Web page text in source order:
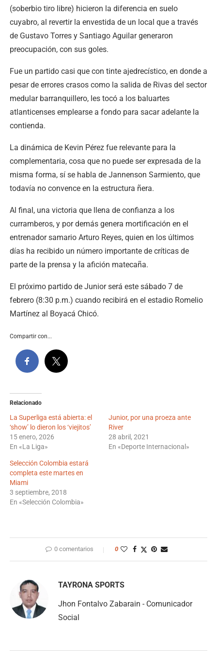
(soberbio tiro libre) hicieron la diferencia en suelo
cuyabro, al revertir la envestida de un local que a través
de Gustavo Torres y Santiago Aguilar generaron
preocupación, con sus goles.
Fue un partido casi que con tinte ajedrecístico, en donde a
pesar de errores crasos como la salida de Rivas del sector
medular barranquillero, les tocó a los baluartes
atlanticenses emplearse a fondo para sacar adelante la
contienda.
La dinámica de Kevin Pérez fue relevante para la
complementaria, cosa que no puede ser expresada de la
misma forma, sí se habla de Jannenson Sarmiento, que
todavía no convence en la estructura ñera.
Al final, una victoria que llena de confianza a los
curramberos, y por demás genera mortificación en el
entrenador samario Arturo Reyes, quien en los últimos
días ha recibido un número importante de críticas de
parte de la prensa y la afición matecaña.
El próximo partido de Junior será este sábado 7 de
febrero (8:30 p.m.) cuando recibirá en el estadio Romelio
Martínez al Boyacá Chicó.
Compartir con...
Relacionado
La Superliga está abierta: el
‘show’ lo dieron los ‘viejitos’
15 enero, 2026
En «La Liga»
Junior, por una proeza ante
River
28 abril, 2021
En «Deporte Internacional»
Selección Colombia estará
completa este martes en
Miami
3 septiembre, 2018
En «Selección Colombia»
0 comentarios 0
TAYRONA SPORTS
Jhon Fontalvo Zabarain - Comunicador
Social